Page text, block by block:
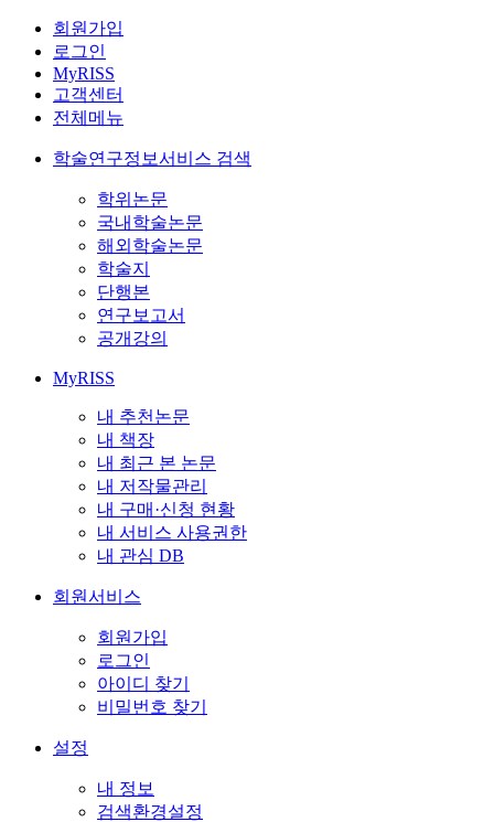
회원가입
로그인
MyRISS
고객센터
전체메뉴
학술연구정보서비스 검색
학위논문
국내학술논문
해외학술논문
학술지
단행본
연구보고서
공개강의
MyRISS
내 추천논문
내 책장
내 최근 본 논문
내 저작물관리
내 구매·신청 현황
내 서비스 사용권한
내 관심 DB
회원서비스
회원가입
로그인
아이디 찾기
비밀번호 찾기
설정
내 정보
검색환경설정